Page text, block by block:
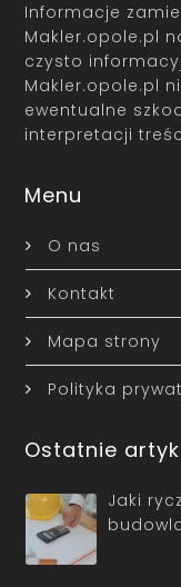
Informacje
Makler.opole.pl
czysto
Makler.opole.pl
ewentualne
interpretacji
Menu
O nas
Kontakt
Mapa strony
Polityka
Ostatnie
Jaki